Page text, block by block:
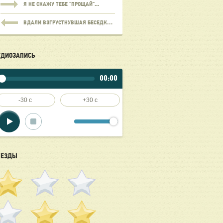
Я НЕ СКАЖУ ТЕБЕ "ПРОЩАЙ"...
ВДАЛИ ВЗГРУСТНУВШАЯ БЕСЕДКА....
00:00
-30 c +30 c